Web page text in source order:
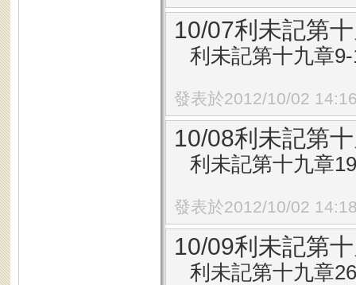
10/07利未記第
利未記第十九章
發表於2012/10/02
10/08利未記第
利未記第十九章
發表於2012/10/02
10/09利未記第
利未記第十九章